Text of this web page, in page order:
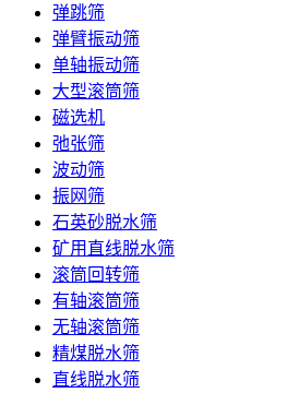
弹跳筛
弹臂振动筛
单轴振动筛
大型滚筒筛
磁选机
弛张筛
波动筛
振网筛
石英砂脱水筛
矿用直线脱水筛
滚筒回转筛
有轴滚筒筛
无轴滚筒筛
精煤脱水筛
直线脱水筛